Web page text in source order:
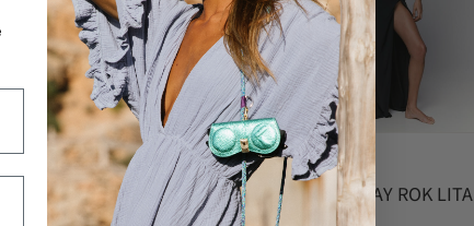
BIKINI TOP DENES
NEON GOLD – M
Sarda
MULTIWAY ROK LITA